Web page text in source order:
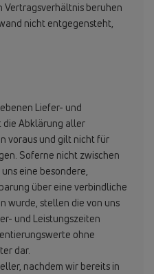
Vertragsverhältnis beruhen
nicht entgegensteht,
Liefer- und
die Abklärung aller
voraus und gilt nicht für
Soferne nicht zwischen
eine besondere,
über eine verbindliche
wurde, stellen die von uns
und Leistungszeiten
ohne
dar.
nachdem wir bereits in